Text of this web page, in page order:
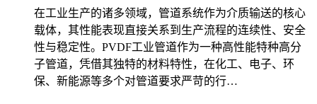
在工业生产的诸多领域，管道系统作为介质输送的核心
载体，其性能表现直接关系到生产流程的连续性、安全
性与稳定性。PVDF工业管道作为一种高性能特种高分
子管道，凭借其独特的材料特性，在化工、电子、环
保、新能源等多个对管道要求严苛的行…